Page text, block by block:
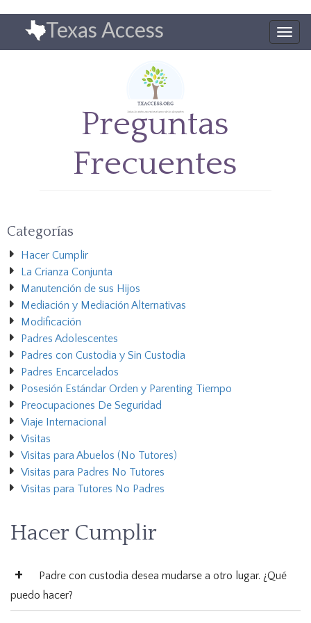
contenido
principal
Texas Access
Preguntas
Frecuentes
Categorías
Hacer Cumplir
La Crianza Conjunta
Manutención de sus Hijos
Mediación y Mediación Alternativas
Modificación
Padres Adolescentes
Padres con Custodia y Sin Custodia
Padres Encarcelados
Posesión Estándar Orden y Parenting Tiempo
Preocupaciones De Seguridad
Viaje Internacional
Visitas
Visitas para Abuelos (No Tutores)
Visitas para Padres No Tutores
Visitas para Tutores No Padres
Hacer Cumplir
Padre con custodia desea mudarse a otro lugar. ¿Qué
puedo hacer?